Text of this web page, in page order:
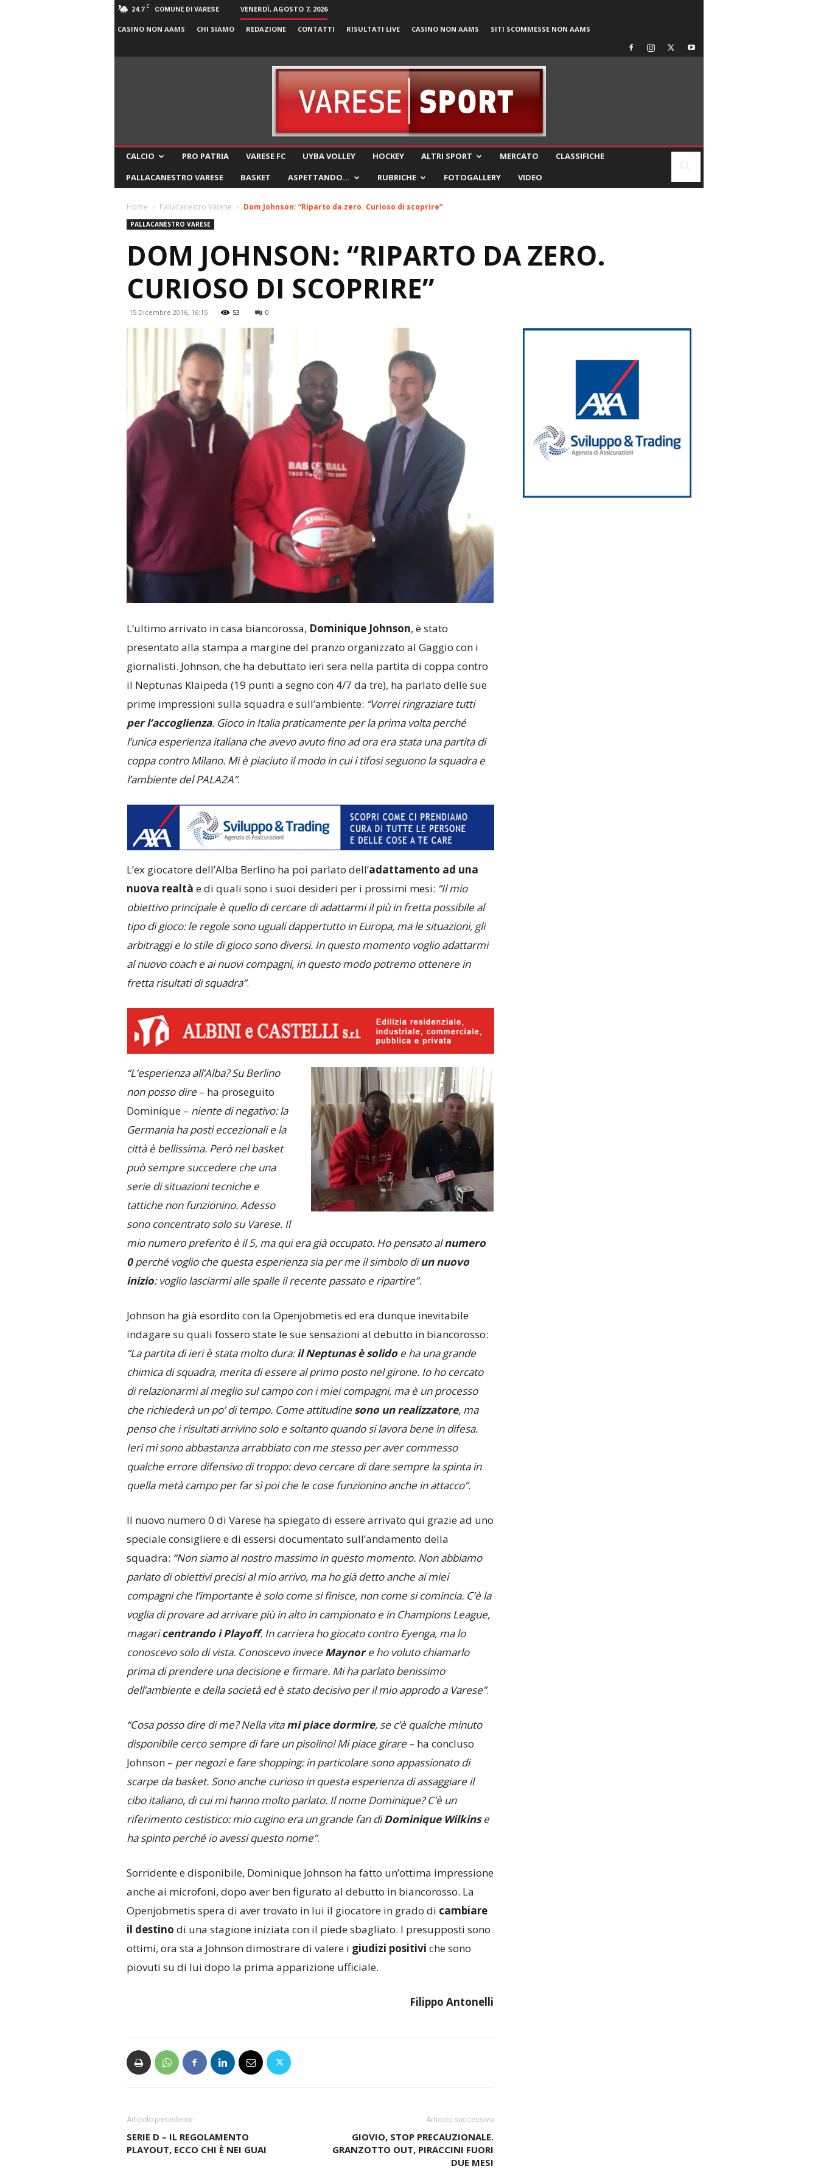
24.7 C COMUNE DI VARESE VENERDÌ, AGOSTO 7, 2026
CASINO NON AAMS CHI SIAMO REDAZIONE CONTATTI RISULTATI LIVE CASINO NON AAMS SITI SCOMMESSE NON AAMS
CALCIO PRO PATRIA VARESE FC UYBA VOLLEY HOCKEY ALTRI SPORT MERCATO
CLASSIFICHE
PALLACANESTRO VARESE
BASKET ASPETTANDO… RUBRICHE FOTOGALLERY VIDEO
Home Pallacanestro Varese Dom Johnson: “Riparto da zero. Curioso di scoprire”
PALLACANESTRO VARESE
DOM JOHNSON: “RIPARTO DA ZERO.
CURIOSO DI SCOPRIRE”
15 Dicembre 2016, 16:15 53 0
L’ultimo arrivato in casa biancorossa, Dominique Johnson, è stato
presentato alla stampa a margine del pranzo organizzato al Gaggio con i
giornalisti. Johnson, che ha debuttato ieri sera nella partita di coppa contro
il Neptunas Klaipeda (19 punti a segno con 4/7 da tre), ha parlato delle sue
prime impressioni sulla squadra e sull’ambiente: “Vorrei ringraziare tutti
per l’accoglienza. Gioco in Italia praticamente per la prima volta perché
l’unica esperienza italiana che avevo avuto fino ad ora era stata una partita di
coppa contro Milano. Mi è piaciuto il modo in cui i tifosi seguono la squadra e
l’ambiente del PALA2A”.
L’ex giocatore dell’Alba Berlino ha poi parlato dell’adattamento ad una
nuova realtà e di quali sono i suoi desideri per i prossimi mesi: “Il mio
obiettivo principale è quello di cercare di adattarmi il più in fretta possibile al
tipo di gioco: le regole sono uguali dappertutto in Europa, ma le situazioni, gli
arbitraggi e lo stile di gioco sono diversi. In questo momento voglio adattarmi
al nuovo coach e ai nuovi compagni, in questo modo potremo ottenere in
fretta risultati di squadra”.
“L’esperienza all’Alba? Su Berlino
non posso dire– ha proseguito
Dominique – niente di negativo: la
Germania ha posti eccezionali e la
città è bellissima. Però nel basket
può sempre succedere che una
serie di situazioni tecniche e
tattiche non funzionino. Adesso
sono concentrato solo su Varese. Il
mio numero preferito è il 5, ma qui era già occupato. Ho pensato alnumero
0perché voglio che questa esperienza sia per me il simbolo diun nuovo
inizio: voglio lasciarmi alle spalle il recente passato e ripartire”.
Johnson ha già esordito con la Openjobmetis ed era dunque inevitabile
indagare su quali fossero state le sue sensazioni al debutto in biancorosso:
“La partita di ieri è stata molto dura:il Neptunas è solidoe ha una grande
chimica di squadra, merita di essere al primo posto nel girone. Io ho cercato
di relazionarmi al meglio sul campo con i miei compagni, ma è un processo
che richiederà un po’ di tempo. Come attitudine sono un realizzatore, ma
penso che i risultati arrivino solo e soltanto quando si lavora bene in difesa.
Ieri mi sono abbastanza arrabbiato con me stesso per aver commesso
qualche errore difensivo di troppo: devo cercare di dare sempre la spinta in
quella metà campo per far sì poi che le cose funzionino anche in attacco”.
Il nuovo numero 0 di Varese ha spiegato di essere arrivato qui grazie ad uno
speciale consigliere e di essersi documentato sull’andamento della
squadra: “Non siamo al nostro massimo in questo momento. Non abbiamo
parlato di obiettivi precisi al mio arrivo, ma ho già detto anche ai miei
compagni che l’importante è solo come si finisce, non come si comincia. C’è la
voglia di provare ad arrivare più in alto in campionato e in Champions League,
magaricentrando i Playoff. In carriera ho giocato contro Eyenga, ma lo
conoscevo solo di vista. Conoscevo invece Maynore ho voluto chiamarlo
prima di prendere una decisione e firmare. Mi ha parlato benissimo
dell’ambiente e della società ed è stato decisivo per il mio approdo a Varese”.
“Cosa posso dire di me? Nella vitami piace dormire, se c’è qualche minuto
disponibile cerco sempre di fare un pisolino! Mi piace girare– ha concluso
Johnson – per negozi e fare shopping: in particolare sono appassionato di
scarpe da basket. Sono anche curioso in questa esperienza di assaggiare il
cibo italiano, di cui mi hanno molto parlato. Il nome Dominique? C’è un
riferimento cestistico: mio cugino era un grande fan diDominique Wilkinse
ha spinto perché io avessi questo nome”.
Sorridente e disponibile, Dominique Johnson ha fatto un’ottima impressione
anche ai microfoni, dopo aver ben figurato al debutto in biancorosso. La
Openjobmetis spera di aver trovato in lui il giocatore in grado di cambiare
il destino di una stagione iniziata con il piede sbagliato. I presupposti sono
ottimi, ora sta a Johnson dimostrare di valere i giudizi positivi che sono
piovuti su di lui dopo la prima apparizione ufficiale.
Filippo Antonelli
Articolo precedente
SERIE D – IL REGOLAMENTO
PLAYOUT, ECCO CHI È NEI GUAI
Articolo successivo
GIOVIO, STOP PRECAUZIONALE.
GRANZOTTO OUT, PIRACCINI FUORI
DUE MESI